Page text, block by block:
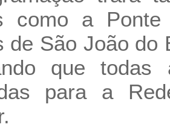
como a
de São João do
que todas
para a